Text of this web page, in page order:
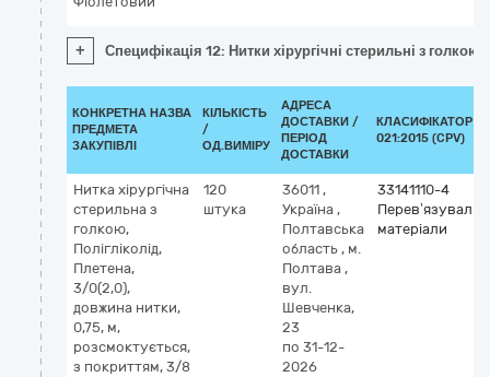
+ Специфікація 12: Нитки хірургічні стерильні з
КОНКРЕТНА НАЗВА
ПРЕДМЕТА
ЗАКУПІВЛІ
КІЛЬКІСТЬ
/
ОД.ВИМІРУ
АДРЕСА
ДОСТАВКИ /
ПЕРІОД
ДОСТАВКИ
КЛАСИФІКАТОР
021:2015 (CPV)
Нитка хірургічна
стерильна з
голкою,
Полігліколід,
Плетена,
3/0(2,0),
довжина нитки,
0,75, м,
розсмоктується,
з покриттям, 3/8
120
штука
36011 ,
Україна ,
Полтавська
область , м.
Полтава ,
вул.
Шевченка,
23
по 31-12-
2026
33141110-4
матеріали